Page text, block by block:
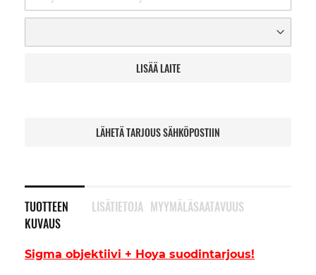
LISÄÄ LAITE
LÄHETÄ TARJOUS SÄHKÖPOSTIIN
TUOTTEEN
KUVAUS
Sigma objektiivi + Hoya suodintarjous!
LISÄTIETOJA MYYMÄLÄSAATAVUUS